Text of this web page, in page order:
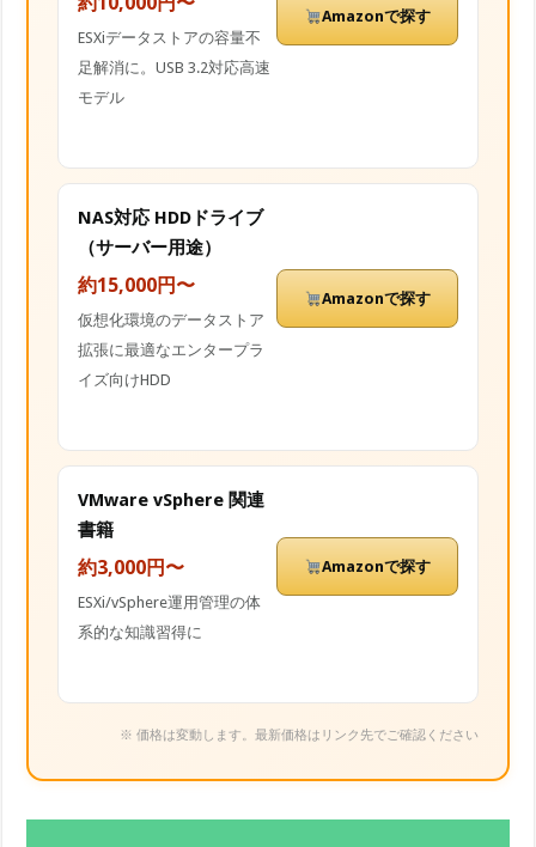
ESXiデータストアの容量不
足解消に。USB 3.2対応高速
モデル
Amazonで探す
NAS対応 HDDドライブ
（サーバー用途）
約15,000円〜
仮想化環境のデータストア
拡張に最適なエンタープラ
イズ向けHDD
Amazonで探す
VMware vSphere 関連
書籍
約3,000円〜
ESXi/vSphere運用管理の体
系的な知識習得に
Amazonで探す
※ 価格は変動します。最新価格はリンク先でご確認ください